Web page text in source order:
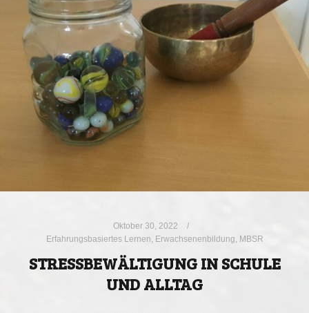
Oktober 30, 2022
Erfahrungsbasiertes Lernen
Erwachsenenbildung MBSR
STRESSBEWÄLTIGUNG IN SCHULE
UND ALLTAG